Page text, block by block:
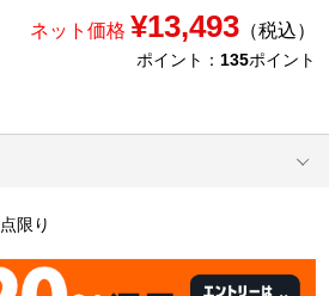
ネット価格 ¥13,493（税込）
ポイント： 135ポイント
点限り